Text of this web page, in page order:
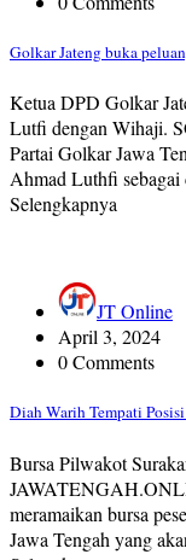
Golkar Jateng buka
Ketua DPD Golkar
Lutfi dengan Wihaji.
Partai Golkar Jawa
Ahmad Luthfi sebagai
Selengkapnya
JT Online
April 3, 2024
0 Comments
Diah Warih Tempati
Bursa Pilwakot
meramaikan bursa
Jawa Tengah yang